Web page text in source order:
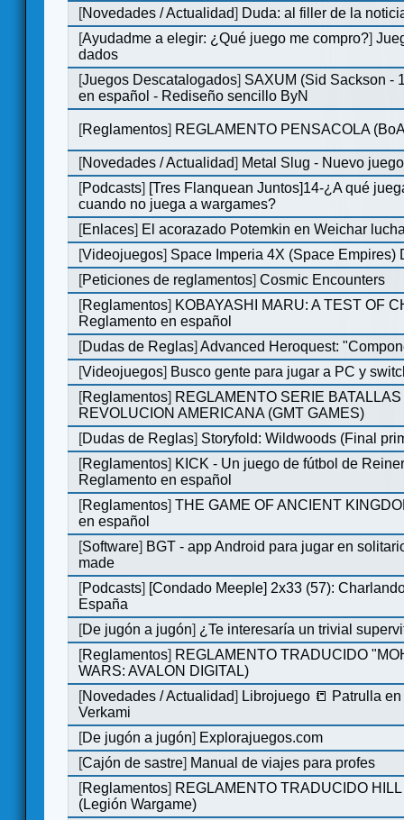
[Novedades / Actualidad] Duda: al filler de la
[Ayudadme a elegir: ¿Qué juego me compro?]
dados
[Juegos Descatalogados] SAXUM (Sid Sackson -
en español - Rediseño sencillo ByN
[Reglamentos] REGLAMENTO PENSACOLA
[Novedades / Actualidad] Metal Slug - Nuevo
[Podcasts] [Tres Flanquean Juntos]14-¿A qué
cuando no juega a wargames?
[Enlaces] El acorazado Potemkin en Weichar
[Videojuegos] Space Imperia 4X (Space Empires)
[Peticiones de reglamentos]Cosmic Encounters
[Reglamentos] KOBAYASHI MARU: A TEST OF
Reglamento en español
[Dudas de Reglas]Advanced Heroquest:
[Videojuegos] Busco gente para jugar a PC y
[Reglamentos] REGLAMENTO SERIE
REVOLUCION AMERICANA (GMT GAMES)
[Dudas de Reglas] Storyfold: Wildwoods (Final
[Reglamentos] KICK - Un juego de fútbol de
Reglamento en español
[Reglamentos]THE GAME OF ANCIENT
en español
[Software] BGT - app Android para jugar en
made
[Podcasts] [Condado Meeple] 2x33 (57):
España
[De jugón a jugón] ¿Te interesaría un trivial
[Reglamentos] REGLAMENTO TRADUCIDO
WARS: AVALON DIGITAL)
[Novedades / Actualidad] Librojuego 📒 Patrulla
Verkami
[De jugón a jugón] Explorajuegos.com
[Cajón de sastre] Manual de viajes para profes
[Reglamentos] REGLAMENTO TRADUCIDO
(Legión Wargame)